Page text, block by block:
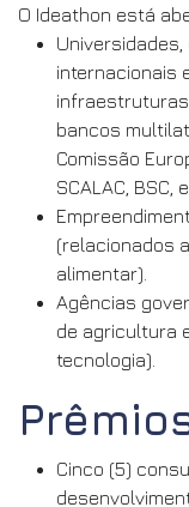
O Ideathon está
internacionais
infraestruturas
bancos
Comissão
SCALAC, BSC,
(relacionados
alimentar).
Agências
de agricultura
tecnologia).
Cinco (5)